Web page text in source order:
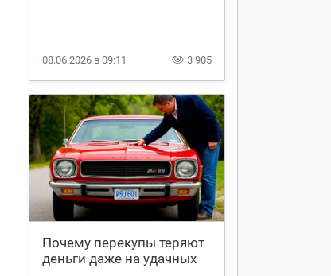
08.06.2026 в 09:11 3 905
Почему перекупы теряют
деньги даже на удачных